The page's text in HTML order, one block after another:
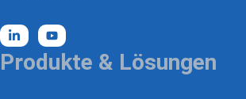
Produkte & Lösungen